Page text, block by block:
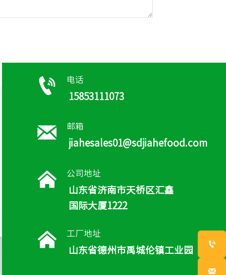
 电话
15853111073
 邮箱
jiahesales01@sdjiahefood.com
 公司地址
山东省济南市天桥区汇鑫
国际大厦1222
 工厂地址
山东省德州市禹城伦镇工业园

